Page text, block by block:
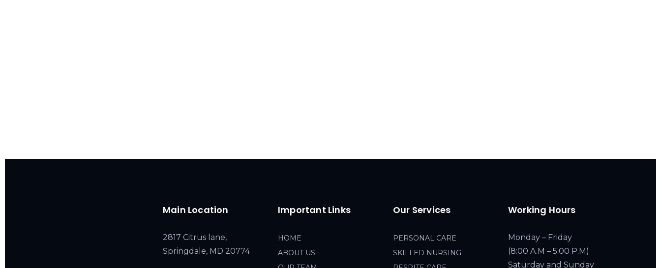
Main Location
2817 Citrus lane,
Springdale, MD 20774
Important Links
HOME
ABOUT US
Our Services
PERSONAL CARE
SKILLED NURSING
Working Hours
Monday – Friday
(8:00 A.M – 5:00 P.M)
Saturday and Sunday